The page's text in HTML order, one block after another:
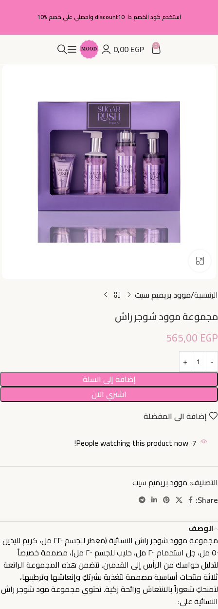
استخدم كود الخصم دا discount10 واحصلي علي خصم %10
0
0,00EGP
الرئيسية موود بريميم سيت
مجموعة موود شوجر راش
565,00 EGP
إضافة إلى السلة
اشتري الآن
إضافة الى المفضلة
7
People watching this product now!
التصنيف: موود بريميم سيت
Share:
الوصف
مجموعة موود شوجر راش النسائية (معطر للجسم ٢٢٠ مل، كريم لليدين
٥٠ مل، جل استحمام ٢٠٠ مل، حليب للجسم ٢٠٠ مل)، مصممة خصيصاً
لتدليل حواسك من الرأس إلى القدمين. تتضمن هذه المجموعة الرائعة
ثلاثة منتجات أساسية مصممة لتغذية بشرتكِ وإنعاشها وترطيبها،
لتمنحكِ شعوراً بالانتعاش ورائحة زكية. تحتوي مجموعة مود شوجر راش
النسائية على: